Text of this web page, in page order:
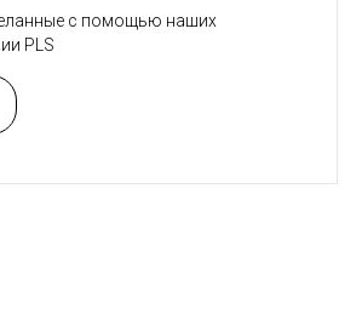
с помощью наших
PLS